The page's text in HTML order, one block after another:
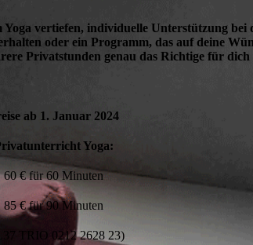
vertiefen, individuelle Unterstützung bei
oder ein Programm, das auf deine
Privatstunden genau das Richtige für dich
ab 1. Januar 2024
Yoga:
60 € für 60 Minuten
85 € für 90 Minuten
TRIO 0212 2628 23)